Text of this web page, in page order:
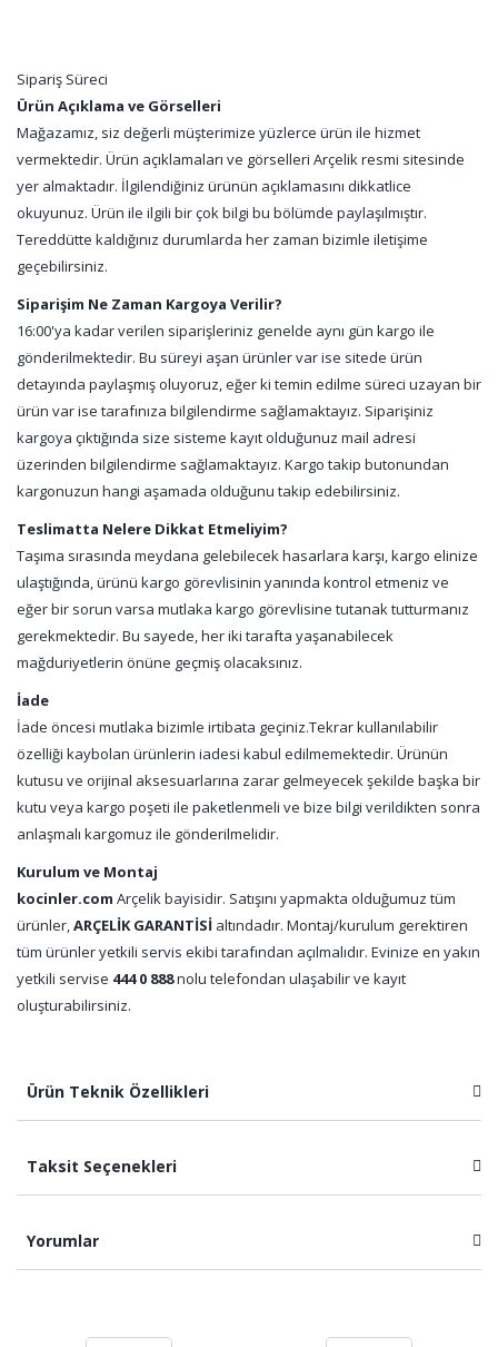
Sipariş Süreci
Ürün Açıklama ve Görselleri
Mağazamız, siz değerli müşterimize yüzlerce ürün ile hizmet
vermektedir. Ürün açıklamaları ve görselleri Arçelik resmi sitesinde
yer almaktadır. İlgilendiğiniz ürünün açıklamasını dikkatlice
okuyunuz. Ürün ile ilgili bir çok bilgi bu bölümde paylaşılmıştır.
Tereddütte kaldığınız durumlarda her zaman bizimle iletişime
geçebilirsiniz.
Siparişim Ne Zaman Kargoya Verilir?
16:00'ya kadar verilen siparişleriniz genelde aynı gün kargo ile
gönderilmektedir. Bu süreyi aşan ürünler var ise sitede ürün
detayında paylaşmış oluyoruz, eğer ki temin edilme süreci uzayan bir
ürün var ise tarafınıza bilgilendirme sağlamaktayız. Siparişiniz
kargoya çıktığında size sisteme kayıt olduğunuz mail adresi
üzerinden bilgilendirme sağlamaktayız. Kargo takip butonundan
kargonuzun hangi aşamada olduğunu takip edebilirsiniz.
Teslimatta Nelere Dikkat Etmeliyim?
Taşıma sırasında meydana gelebilecek hasarlara karşı, kargo elinize
ulaştığında, ürünü kargo görevlisinin yanında kontrol etmeniz ve
eğer bir sorun varsa mutlaka kargo görevlisine tutanak tutturmanız
gerekmektedir. Bu sayede, her iki tarafta yaşanabilecek
mağduriyetlerin önüne geçmiş olacaksınız.
İade
İade öncesi mutlaka bizimle irtibata geçiniz.Tekrar kullanılabilir
özelliği kaybolan ürünlerin iadesi kabul edilmemektedir. Ürünün
kutusu ve orijinal aksesuarlarına zarar gelmeyecek şekilde başka bir
kutu veya kargo poşeti ile paketlenmeli ve bize bilgi verildikten sonra
anlaşmalı kargomuz ile gönderilmelidir.
Kurulum ve Montaj
kocinler.com Arçelik bayisidir. Satışını yapmakta olduğumuz tüm
ürünler,ARÇELİK GARANTİSİ altındadır. Montaj/kurulum gerektiren
tüm ürünler yetkili servis ekibi tarafından açılmalıdır. Evinize en yakın
yetkili servise 444 0 888nolu telefondan ulaşabilir ve kayıt
oluşturabilirsiniz.
Ürün Teknik Özellikleri
Taksit Seçenekleri
Yorumlar